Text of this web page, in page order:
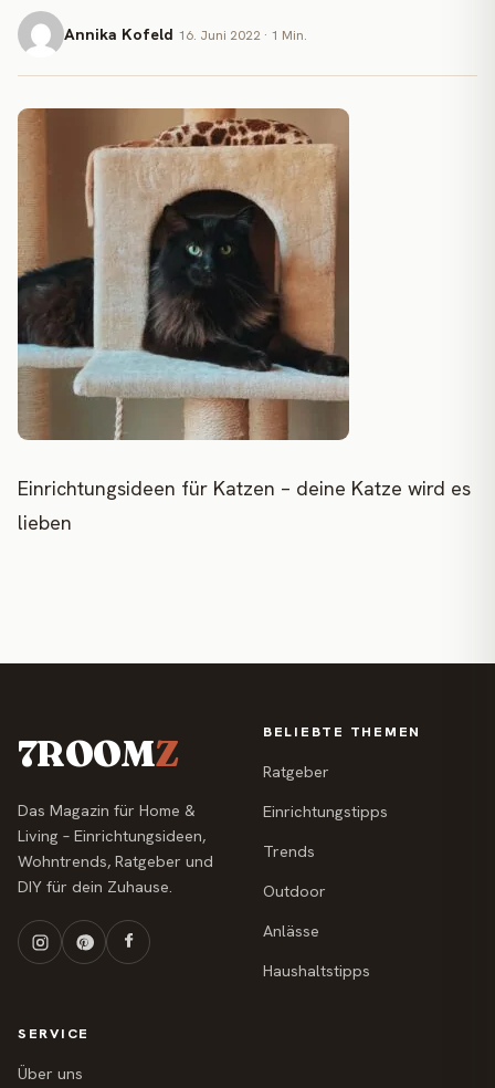
Annika Kofeld 16. Juni 2022 · 1 Min.
Einrichtungsideen für Katzen – deine Katze wird es
lieben
7ROOMZ
Das Magazin für Home &
Living – Einrichtungsideen,
Wohntrends, Ratgeber und
DIY für dein Zuhause.
BELIEBTE THEMEN
Ratgeber
Einrichtungstipps
Trends
Outdoor
Anlässe
Haushaltstipps
SERVICE
Über uns